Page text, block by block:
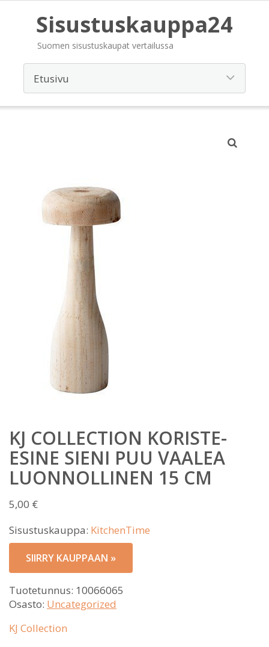
Sisustuskauppa24
Suomen sisustuskaupat vertailussa
KJ COLLECTION KORISTE-
ESINE SIENI PUU VAALEA
LUONNOLLINEN 15 CM
5,00 €
Sisustuskauppa: KitchenTime
SIIRRY KAUPPAAN »
Tuotetunnus: 10066065
Osasto: Uncategorized
KJ Collection